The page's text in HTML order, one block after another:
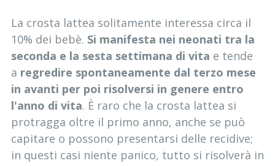
La crosta lattea solitamente interessa circa il
10% dei bebè. Si manifesta nei neonati tra la
seconda e la sesta settimana di vita e tende
a regredire spontaneamente dal terzo mese
in avanti per poi risolversi in genere entro
l'anno di vita. È raro che la crosta lattea si
protragga oltre il primo anno, anche se può
capitare o possono presentarsi delle recidive;
in questi casi niente panico, tutto si risolverà in